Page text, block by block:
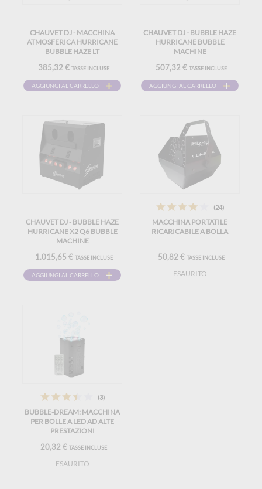
CHAUVET DJ - MACCHINA
ATMOSFERICA HURRICANE
BUBBLE HAZE LT
385,32 € TASSE INCLUSE
AGGIUNGI AL CARRELLO
CHAUVET DJ - BUBBLE HAZE
HURRICANE BUBBLE
MACHINE
507,32 € TASSE INCLUSE
AGGIUNGI AL CARRELLO
CHAUVET DJ - BUBBLE HAZE
HURRICANE X2 Q6 BUBBLE
MACHINE
1.015,65 € TASSE INCLUSE
AGGIUNGI AL CARRELLO
(24)
MACCHINA PORTATILE
RICARICABILE A BOLLA
50,82 € TASSE INCLUSE
ESAURITO
(3)
BUBBLE-DREAM: MACCHINA
PER BOLLE A LED AD ALTE
PRESTAZIONI
20,32 € TASSE INCLUSE
ESAURITO